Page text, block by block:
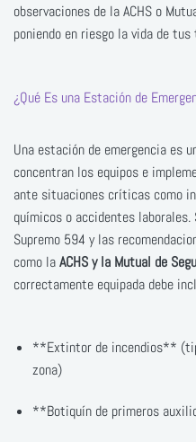
observaciones de la ACHS o
poniendo en riesgo la vida de
¿Qué Es una Estación de
Una estación de emergencia es
concentran los equipos e
ante situaciones críticas como
químicos o accidentes
Supremo 594 y las
como laACHS y la Mutual de
correctamente equipada debe
**Extintor de incendios**
zona)
**Botiquín de primeros